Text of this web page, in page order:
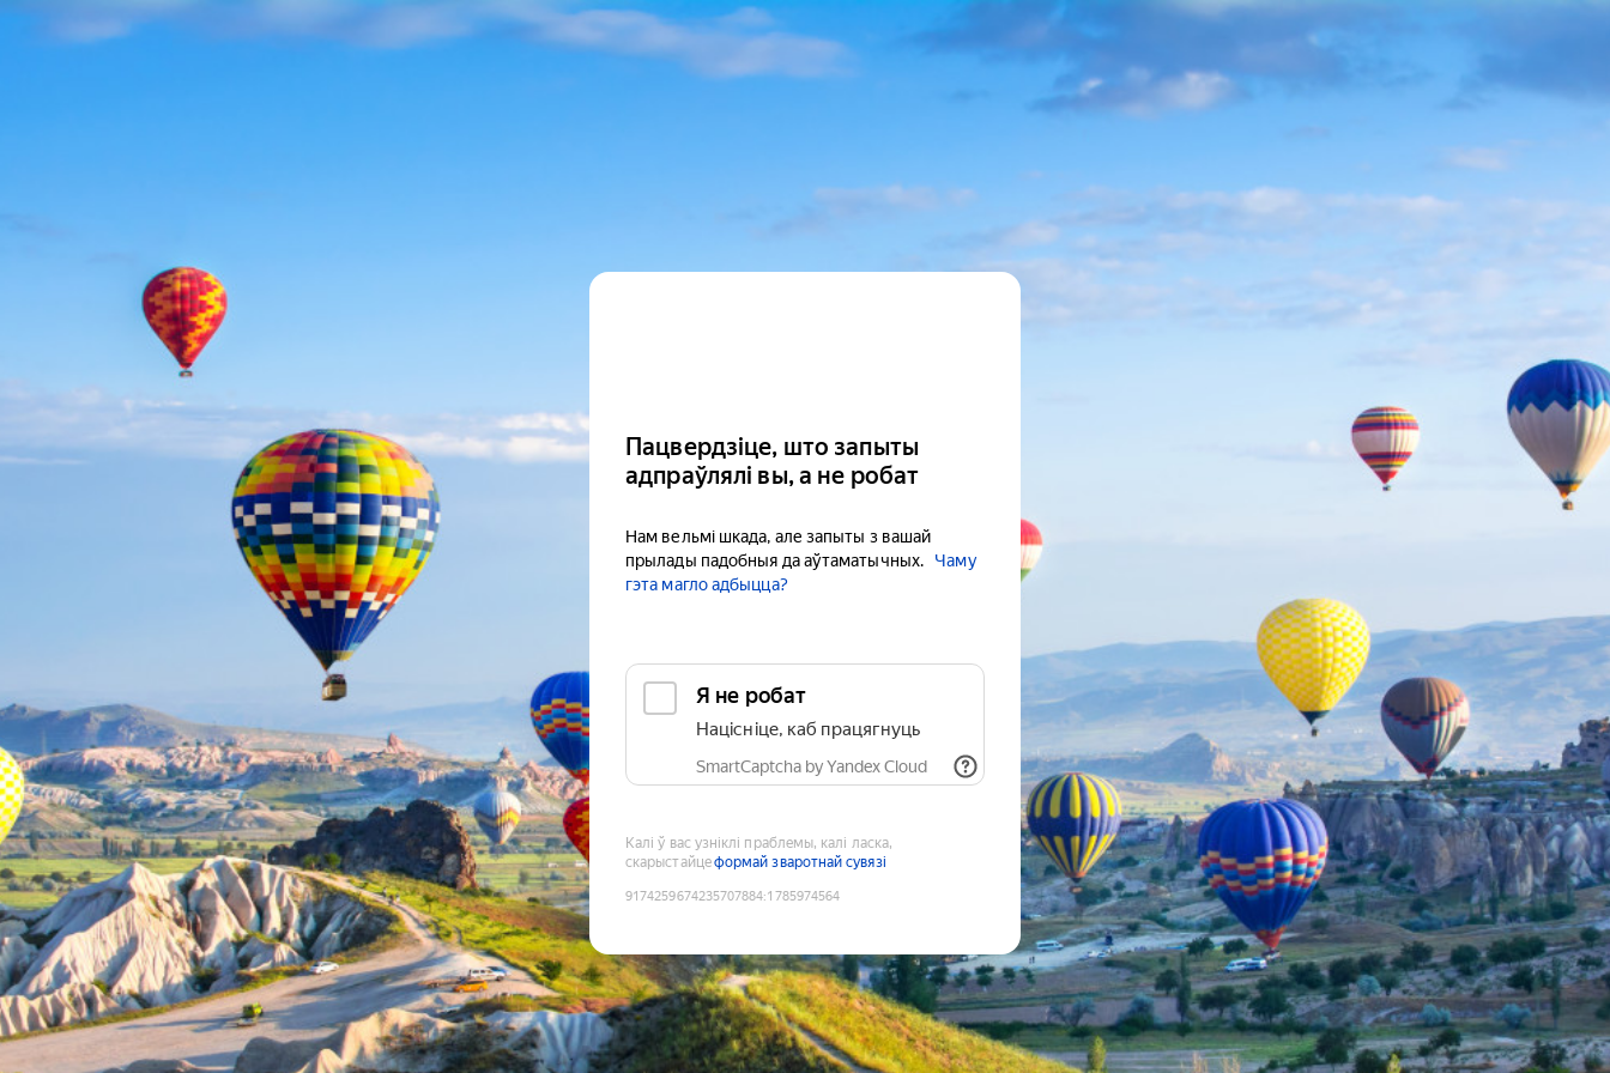
Пацвердзіце, што запыты
адпраўлялі вы, а не робат
Нам вельмі шкада, але запыты з вашай
прылады падобныя да аўтаматычных.
Чаму
гэта магло адбыцца?
Я не робат
Націсніце, каб працягнуць
SmartCaptcha by Yandex Cloud
Калі ў вас узніклі праблемы, калі ласка,
скарыстайцеформай зваротнай сувязі
9174259674235707884:1785974564